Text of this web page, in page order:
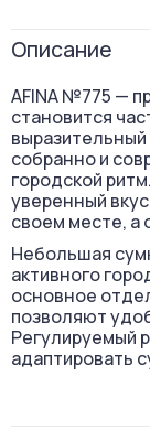
Описание
AFINA №775 —
становится
собранно и
городской
уверенный
своем месте, а
Небольшая
активного
основное
позволяют
Регулируемый
адаптировать